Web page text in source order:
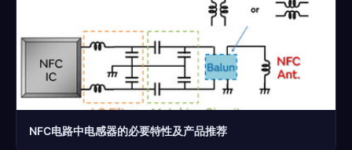
NFC电路中电感器的必要特性及产品推荐